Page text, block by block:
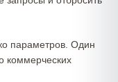
параметров. Один
коммерческих